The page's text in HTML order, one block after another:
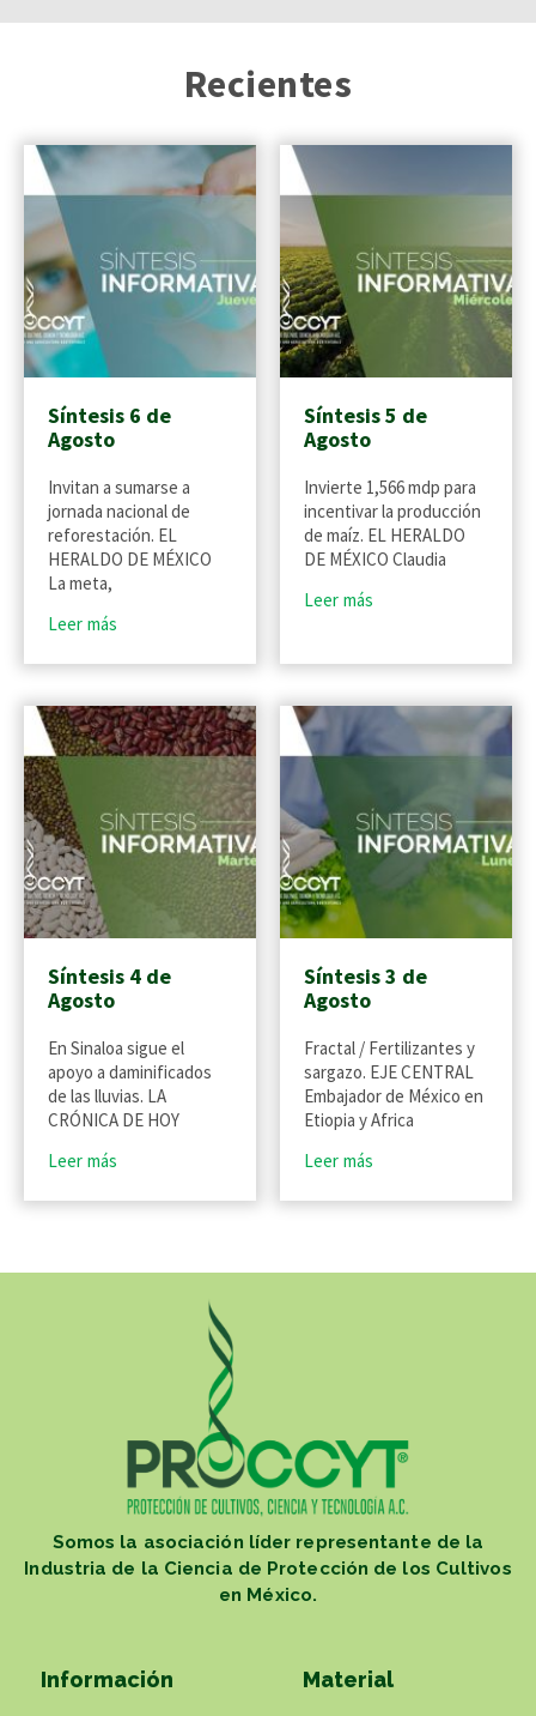
Recientes
Síntesis 6 de
Agosto
Invitan a sumarse a
jornada nacional de
reforestación. EL
HERALDO DE MÉXICO
La meta,
Leer más
Síntesis 5 de
Agosto
Invierte 1,566 mdp para
incentivar la producción
de maíz. EL HERALDO
DE MÉXICO Claudia
Leer más
Síntesis 4 de
Agosto
En Sinaloa sigue el
apoyo a daminificados
de las lluvias. LA
CRÓNICA DE HOY
Leer más
Síntesis 3 de
Agosto
Fractal / Fertilizantes y
sargazo. EJE CENTRAL
Embajador de México en
Etiopia y Africa
Leer más
Somos la asociación líder representante de la
Industria de la Ciencia de Protección de los Cultivos
en México.
Información Material